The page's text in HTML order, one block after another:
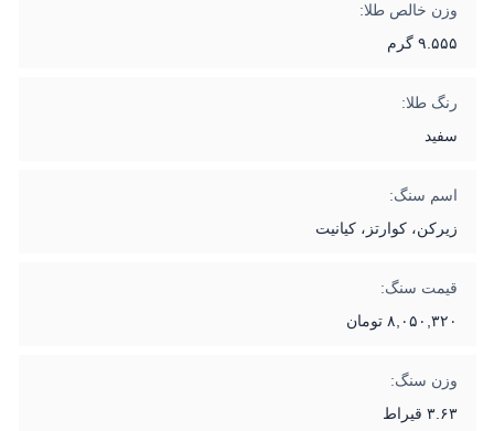
وزن خالص طلا:
۹.۵۵۵ گرم
رنگ طلا:
سفید
اسم سنگ:
زیرکن، کوارتز، کیانیت
قیمت سنگ:
۸,۰۵۰,۳۲۰ تومان
وزن سنگ:
۳.۶۳ قیراط